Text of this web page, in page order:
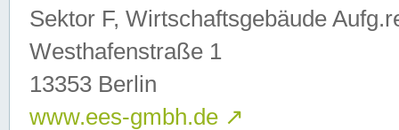
Sektor F, Wirtschaftsgebäude
Westhafenstraße 1
13353 Berlin
www.ees-gmbh.de ↗